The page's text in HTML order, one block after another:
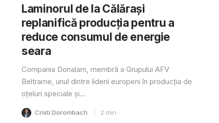
Laminorul de la Călărași
replanifică producția pentru a
reduce consumul de energie
seara
Compania Donalam, membră a Grupului AFV
Beltrame, unul dintre liderii europeni în producția de
oțeluri speciale și...
Cristi Dorombach 2 min